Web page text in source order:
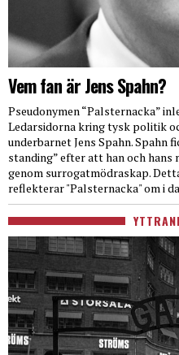
Vem fan är Jens Spahn?
Pseudonymen “Palsternacka”
Ledarsidorna kring tysk politik
underbarnet Jens Spahn. Spahn
standing” efter att han och
genom surrogatmödraskap.
reflekterar "Palsternacka" om i